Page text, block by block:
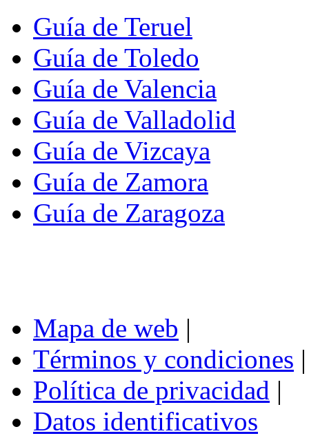
Guía de Teruel
Guía de Toledo
Guía de Valencia
Guía de Valladolid
Guía de Vizcaya
Guía de Zamora
Guía de Zaragoza
Mapa de web |
Términos y condiciones |
Política de privacidad |
Datos identificativos